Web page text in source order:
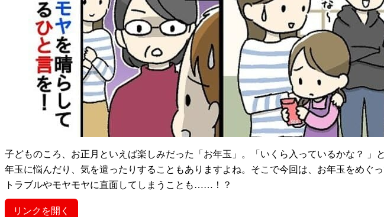
子どものころ、お正月といえば楽しみだった「お年玉」。「いくら入っているかな？
年玉に悩んだり、気を遣ったりすることもありますよね。そこで今回は、お年玉をめ
トラブルやモヤモヤに直面してしまうことも……！？
リンクを開く